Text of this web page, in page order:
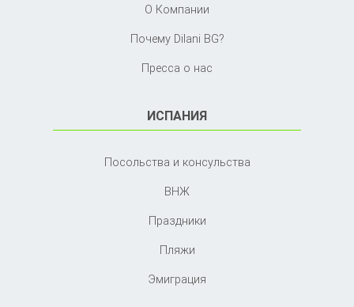
О Компании
Почему Dilani BG?
Пресса о нас
ИСПАНИЯ
Посольства и консульства
ВНЖ
Праздники
Пляжи
Эмиграция